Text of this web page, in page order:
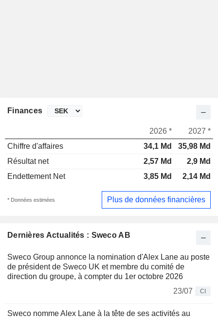
Dernières Actualités : Sweco AB
Sweco Group annonce la nomination d'Alex Lane au poste
de président de Sweco UK et membre du comité de
direction du groupe, à compter du 1er octobre 2026
23/07
CI
Sweco nomme Alex Lane à la tête de ses activités au
Finances
2026 *
2027 *
Chiffre d'affaires
34,1 Md
35,98 Md
Résultat net
2,57 Md
2,9 Md
Endettement Net
3,85 Md 2,14 Md
* Données estimées Plus de données financières